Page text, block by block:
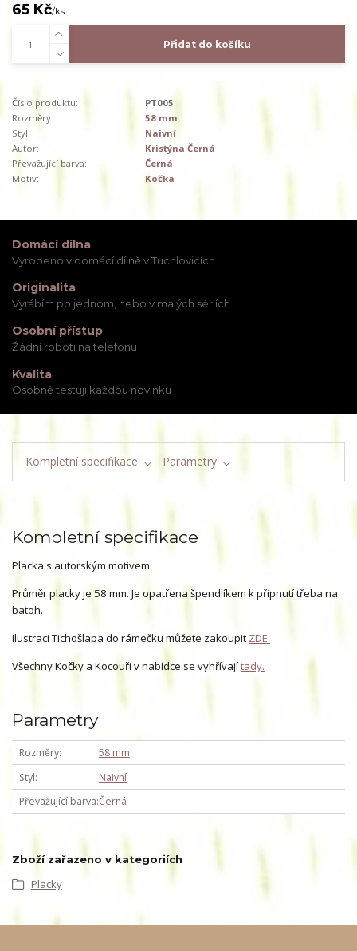
65 Kč/ks
Přidat do košíku
Číslo produktu:
PT005
Rozměry:
58 mm
Styl:
Naivní
Autor:
Kristýna Černá
Převažující barva:
Černá
Motiv:
Kočka
Domácí dílna
Vyrobeno v domácí dílně v Tuchlovicích
Originalita
Vyrábím po jednom, nebo v malých sériích
Osobní přístup
Žádní roboti na telefonu
Kvalita
Osobně testuji každou novinku
Kompletní specifikace Parametry
Kompletní specifikace
Placka s autorským motivem.
Průměr placky je 58 mm. Je opatřena špendlíkem k připnutí třeba na
batoh.
Ilustraci Tichošlapa do rámečku můžete zakoupit ZDE.
Všechny Kočky a Kocouři v nabídce se vyhřívajítady.
Parametry
Rozměry
58 mm
Styl
Naivní
Převažující barva Černá
Zboží zařazeno v kategoriích
Placky